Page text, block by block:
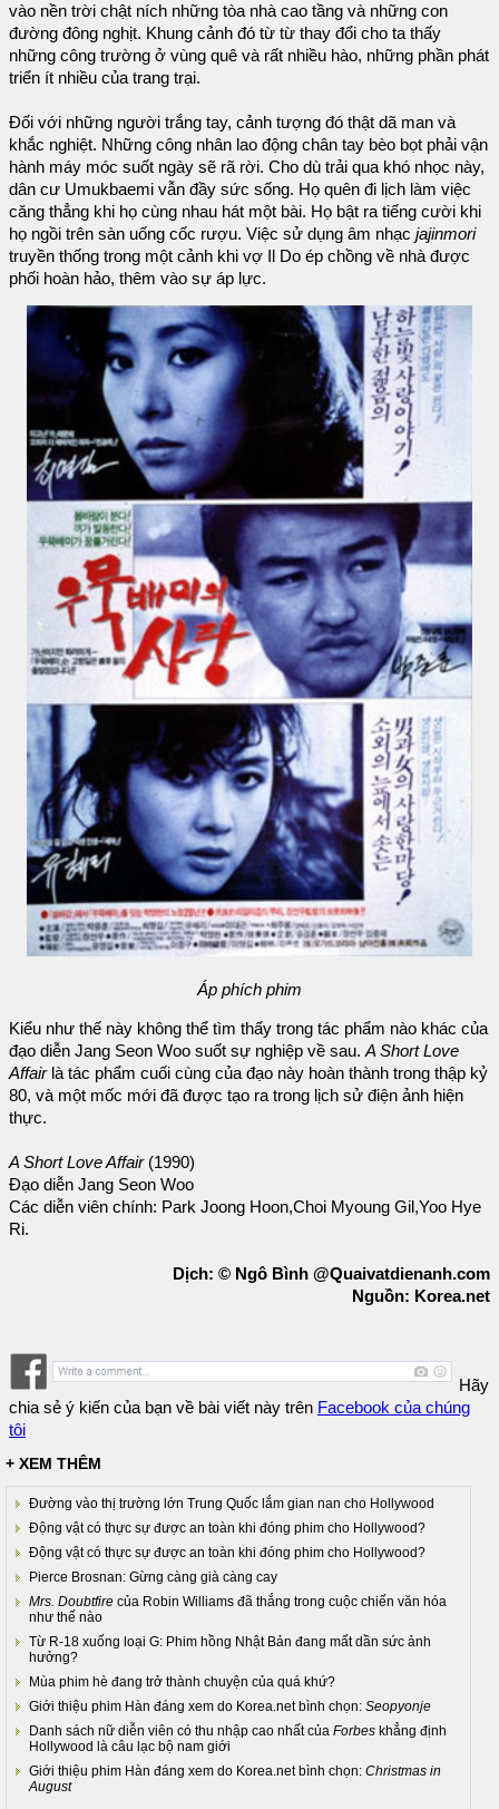
vào nền trời chật ních những tòa nhà cao tầng và những con
đường đông nghịt. Khung cảnh đó từ từ thay đổi cho ta thấy
những công trường ở vùng quê và rất nhiều hào, những phần phát
triển ít nhiều của trang trại.
Đối với những người trắng tay, cảnh tượng đó thật dã man và
khắc nghiệt. Những công nhân lao động chân tay bèo bọt phải vận
hành máy móc suốt ngày sẽ rã rời. Cho dù trải qua khó nhọc này,
dân cư Umukbaemi vẫn đầy sức sống. Họ quên đi lịch làm việc
căng thẳng khi họ cùng nhau hát một bài. Họ bật ra tiếng cười khi
họ ngồi trên sàn uống cốc rượu. Việc sử dụng âm nhạc jajinmori
truyền thống trong một cảnh khi vợ Il Do ép chồng về nhà được
phối hoàn hảo, thêm vào sự áp lực.
Áp phích phim
Kiểu như thế này không thể tìm thấy trong tác phẩm nào khác của
đạo diễn Jang Seon Woo suốt sự nghiệp về sau. A Short Love
Affairlà tác phẩm cuối cùng của đạo này hoàn thành trong thập kỷ
80, và một mốc mới đã được tạo ra trong lịch sử điện ảnh hiện
thực.
A Short Love Affair(1990)
Đạo diễn Jang Seon Woo
Các diễn viên chính: Park Joong Hoon,Choi Myoung Gil,Yoo Hye
Ri.
Dịch: © Ngô Bình @Quaivatdienanh.com
Nguồn: Korea.net
Hãy
chia sẻ ý kiến của bạn về bài viết này trên Facebook của chúng
tôi
+ XEM THÊM
Đường vào thị trường lớn Trung Quốc lắm gian nan cho Hollywood
Động vật có thực sự được an toàn khi đóng phim cho Hollywood?
Động vật có thực sự được an toàn khi đóng phim cho Hollywood?
Pierce Brosnan: Gừng càng già càng cay
Mrs. Doubtfire của Robin Williams đã thắng trong cuộc chiến văn hóa
như thế nào
Từ R-18 xuống loại G: Phim hồng Nhật Bản đang mất dần sức ảnh
hưởng?
Mùa phim hè đang trở thành chuyện của quá khứ?
Giới thiệu phim Hàn đáng xem do Korea.net bình chọn: Seopyonje
Danh sách nữ diễn viên có thu nhập cao nhất của Forbes khẳng định
Hollywood là câu lạc bộ nam giới
Giới thiệu phim Hàn đáng xem do Korea.net bình chọn: Christmas in
August